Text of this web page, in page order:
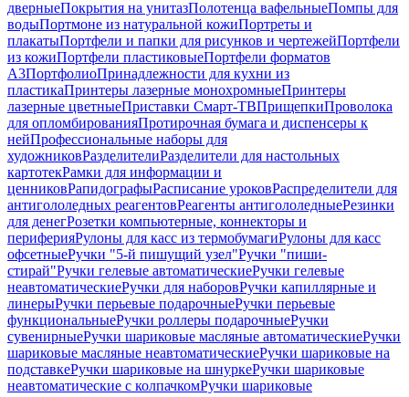
дверныеПокрытия на унитазПолотенца вафельныеПомпы для
водыПортмоне из натуральной кожиПортреты и
плакатыПортфели и папки для рисунков и чертежейПортфели
из кожиПортфели пластиковыеПортфели форматов
А3ПортфолиоПринадлежности для кухни из
пластикаПринтеры лазерные монохромныеПринтеры
лазерные цветныеПриставки Смарт-ТВПрищепкиПроволока
для опломбированияПротирочная бумага и диспенсеры к
нейПрофессиональные наборы для
художниковРазделителиРазделители для настольных
картотекРамки для информации и
ценниковРапидографыРасписание уроковРаспределители для
антигололедных реагентовРеагенты антигололедныеРезинки
для денегРозетки компьютерные, коннекторы и
периферияРулоны для касс из термобумагиРулоны для касс
офсетныеРучки "5-й пишущий узел"Ручки "пиши-
стирай"Ручки гелевые автоматическиеРучки гелевые
неавтоматическиеРучки для наборовРучки капиллярные и
линерыРучки перьевые подарочныеРучки перьевые
функциональныеРучки роллеры подарочныеРучки
сувенирныеРучки шариковые масляные автоматическиеРучки
шариковые масляные неавтоматическиеРучки шариковые на
подставкеРучки шариковые на шнуркеРучки шариковые
неавтоматические с колпачкомРучки шариковые